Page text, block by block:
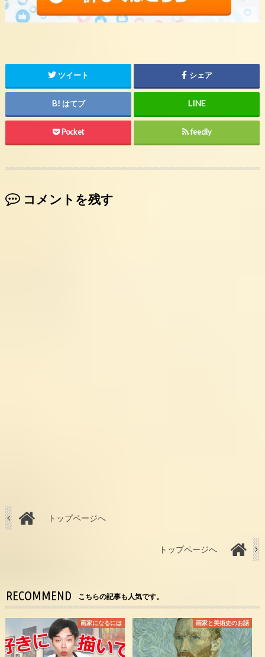
ツイート シェア
はてブ
Pocket feedly
コメントを残す
トップページへ
トップページへ
RECOMMEND こちらの記事も人気です。
画家になるには 画家と美術史のお話